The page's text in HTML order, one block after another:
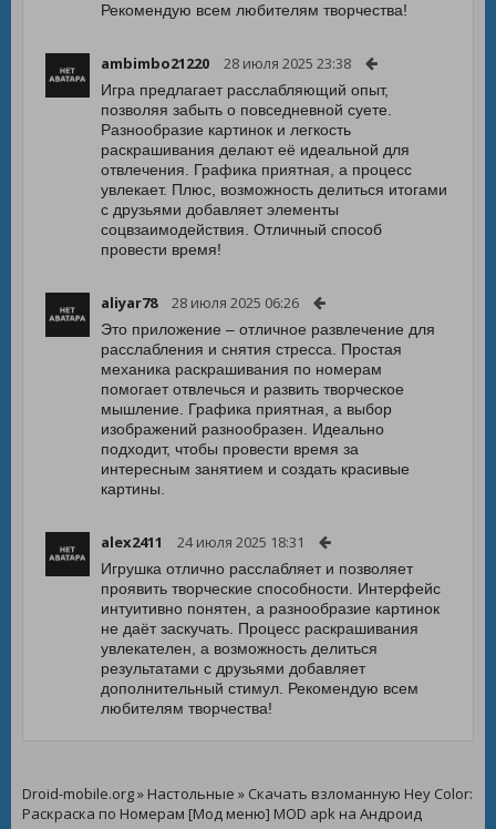
Рекомендую всем любителям творчества!
ambimbo21220 28 июля 2025 23:38
Игра предлагает расслабляющий опыт,
позволяя забыть о повседневной суете.
Разнообразие картинок и легкость
раскрашивания делают её идеальной для
отвлечения. Графика приятная, а процесс
увлекает. Плюс, возможность делиться итогами
с друзьями добавляет элементы
соцвзаимодействия. Отличный способ
провести время!
aliyar78 28 июля 2025 06:26
Это приложение – отличное развлечение для
расслабления и снятия стресса. Простая
механика раскрашивания по номерам
помогает отвлечься и развить творческое
мышление. Графика приятная, а выбор
изображений разнообразен. Идеально
подходит, чтобы провести время за
интересным занятием и создать красивые
картины.
alex2411 24 июля 2025 18:31
Игрушка отлично расслабляет и позволяет
проявить творческие способности. Интерфейс
интуитивно понятен, а разнообразие картинок
не даёт заскучать. Процесс раскрашивания
увлекателен, а возможность делиться
результатами с друзьями добавляет
дополнительный стимул. Рекомендую всем
любителям творчества!
Droid-mobile.org» Настольные » Скачать взломанную Hey Color:
Раскраска по Номерам [Мод меню] MOD apk на Андроид